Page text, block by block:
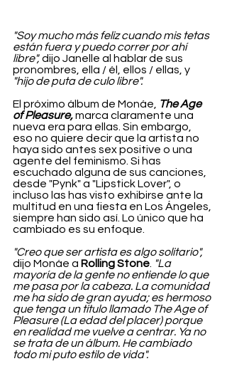
"Soy mucho más feliz cuando mis tetas
están fuera y puedo correr por ahí
libre", dijo Janelle al hablar de sus
pronombres, ella / él, ellos / ellas, y
"hijo de puta de culo libre".
El próximo álbum de Monáe,
The Age
of Pleasure, marca claramente una
nueva era para ellas. Sin embargo,
eso no quiere decir que la artista no
haya sido antes sex positive o una
agente del feminismo. Si has
escuchado alguna de sus canciones,
desde "Pynk" a "Lipstick Lover", o
incluso las has visto exhibirse ante la
multitud en una fiesta en Los Ángeles,
siempre han sido así. Lo único que ha
cambiado es su enfoque.
"Creo que ser artista es algo solitario",
dijo Monáe a Rolling Stone "La
mayoría de la gente no entiende lo que
me pasa por la cabeza. La comunidad
me ha sido de gran ayuda; es hermoso
que tenga un título llamado The Age of
Pleasure (La edad del placer) porque
en realidad me vuelve a centrar. Ya no
se trata de un álbum. He cambiado
todo mi puto estilo de vida".